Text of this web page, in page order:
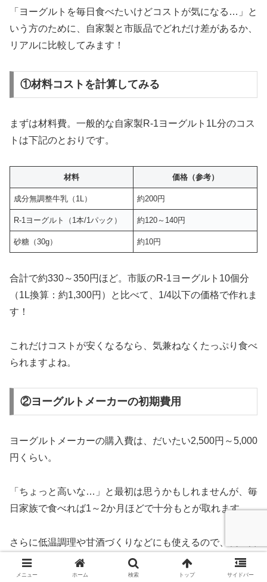
「ヨーグルトを毎日食べたいけどコストが気になる…」と
いう方のために、自家製と市販品でどれだけ差があるか、
リアルに比較してみます！
①材料コストを計算してみる
まずは材料費。一般的な自家製R-1ヨーグルト1L分のコス
トは下記のとおりです。
材料 価格（参考）
成分無調整牛乳（1L） 約200円
R-1ヨーグルト（1本/1パック） 約120～140円
砂糖（30g） 約10円
合計で約330～350円ほど。市販のR-1ヨーグルト10個分
（1L換算：約1,300円）と比べて、1/4以下の価格で作れま
す！
これだけコストが安くなるなら、気兼ねなくたっぷり食べ
られますよね。
②ヨーグルトメーカーの初期費用
ヨーグルトメーカーの購入費は、だいたい2,500円～5,000
円くらい。
「ちょっと高いな…」と最初は思うかもしれませんが、毎
日家族で食べれば1～2か月ほどで十分もとが取れます。
さらに低温調理や甘酒づくりなどにも使えるので、長い目
で見れば「安い買い物だったな」と感じる人が多いです
よ。
メニュー ホーム 検索 トップ サイドバー